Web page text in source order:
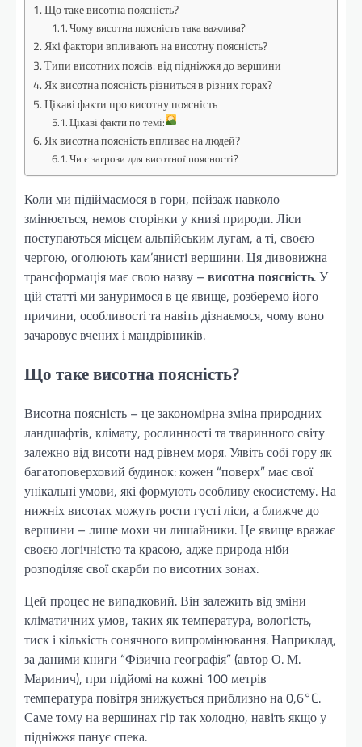
Що таке висотна поясність?
Чому висотна поясність така важлива?
Які фактори впливають на висотну поясність?
Типи висотних поясів: від підніжжя до вершини
Як висотна поясність різниться в різних горах?
Цікаві факти про висотну поясність
Цікаві факти по темі:
Як висотна поясність впливає на людей?
Чи є загрози для висотної поясності?
Коли ми підіймаємося в гори, пейзаж навколо
змінюється, немов сторінки у книзі природи. Ліси
поступаються місцем альпійським лугам, а ті, своєю
чергою, оголюють кам’янисті вершини. Ця дивовижна
трансформація має свою назву – висотна поясність. У
цій статті ми зануримося в це явище, розберемо його
причини, особливості та навіть дізнаємося, чому воно
зачаровує вчених і мандрівників.
Що таке висотна поясність?
Висотна поясність – це закономірна зміна природних
ландшафтів, клімату, рослинності та тваринного світу
залежно від висоти над рівнем моря. Уявіть собі гору як
багатоповерховий будинок: кожен “поверх” має свої
унікальні умови, які формують особливу екосистему. На
нижніх висотах можуть рости густі ліси, а ближче до
вершини – лише мохи чи лишайники. Це явище вражає
своєю логічністю та красою, адже природа ніби
розподіляє свої скарби по висотних зонах.
Цей процес не випадковий. Він залежить від зміни
кліматичних умов, таких як температура, вологість,
тиск і кількість сонячного випромінювання. Наприклад,
за даними книги “Фізична географія” (автор О. М.
Маринич), при підйомі на кожні 100 метрів
температура повітря знижується приблизно на 0,6°C.
Саме тому на вершинах гір так холодно, навіть якщо у
підніжжя панує спека.